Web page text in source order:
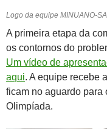
Logo da equipe MINUANO-
A primeira etapa da
os contornos do
Um vídeo de
aqui. A equipe recebe
ficam no aguardo para
Olimpíada.